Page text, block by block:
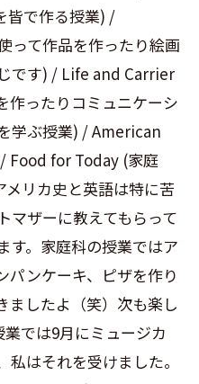
皆で作る授業) /
て作品を作ったり絵画
です) / Life and Carrier
作ったりコミュニケーシ
学ぶ授業) / American
for Today (家庭
リカ史と英語は特に苦
マザーに教えてもらって
す。家庭科の授業ではア
パンケーキ、ピザを作り
ましたよ（笑）次も楽し
では9月にミュージカ
はそれを受けました。